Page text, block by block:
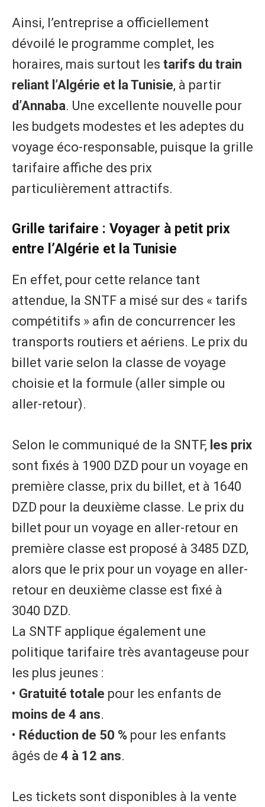
Ainsi, l’entreprise a officiellement
dévoilé le programme complet, les
horaires, mais surtout les tarifs du train
reliant l’Algérie et la Tunisie, à partir
d’Annaba. Une excellente nouvelle pour
les budgets modestes et les adeptes du
voyage éco-responsable, puisque la grille
tarifaire affiche des prix
particulièrement attractifs.
Grille tarifaire : Voyager à petit prix
entre l’Algérie et la Tunisie
En effet, pour cette relance tant
attendue, la SNTF a misé sur des « tarifs
compétitifs » afin de concurrencer les
transports routiers et aériens. Le prix du
billet varie selon la classe de voyage
choisie et la formule (aller simple ou
aller-retour).
Selon le communiqué de la SNTF, les prix
sont fixés à 1900 DZD pour un voyage en
première classe, prix du billet, et à 1640
DZD pour la deuxième classe. Le prix du
billet pour un voyage en aller-retour en
première classe est proposé à 3485 DZD,
alors que le prix pour un voyage en aller-
retour en deuxième classe est fixé à
3040 DZD.
La SNTF applique également une
politique tarifaire très avantageuse pour
les plus jeunes :
• ​ Gratuité totale pour les enfants de
moins de 4 ans.
• ​ Réduction de 50 % pour les enfants
âgés de 4 à 12 ans.
Les tickets sont disponibles à la vente